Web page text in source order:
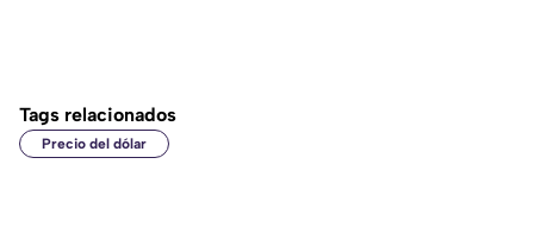
Tags relacionados
Precio del dólar